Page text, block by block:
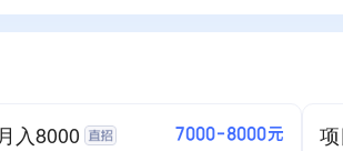
入8000 7000-8000元